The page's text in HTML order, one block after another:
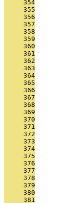
     354
     355
     356
     357
     358
     359
     360
     361
     362
     363
     364
     365
     366
     367
     368
     369
     370
     371
     372
     373
     374
     375
     376
     377
     378
     379
     380
     381